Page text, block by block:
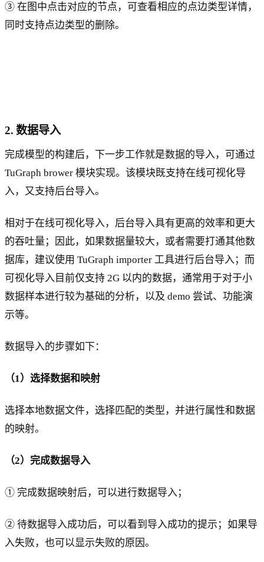
③ 在图中点击对应的节点，可查看相应的点边类型详情，
同时支持点边类型的删除。
2. 数据导入
完成模型的构建后，下一步工作就是数据的导入，可通过
TuGraph brower 模块实现。该模块既支持在线可视化导
入，又支持后台导入。
相对于在线可视化导入，后台导入具有更高的效率和更大
的吞吐量；因此，如果数据量较大，或者需要打通其他数
据库，建议使用 TuGraph importer 工具进行后台导入；而
可视化导入目前仅支持 2G 以内的数据，通常用于对于小
数据样本进行较为基础的分析，以及 demo 尝试、功能演
示等。
数据导入的步骤如下：
（1）选择数据和映射
选择本地数据文件，选择匹配的类型，并进行属性和数据
的映射。
（2）完成数据导入
① 完成数据映射后，可以进行数据导入；
② 待数据导入成功后，可以看到导入成功的提示；如果导
入失败，也可以显示失败的原因。